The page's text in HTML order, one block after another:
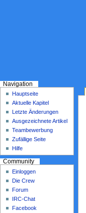
Navigation
Hauptseite
Aktuelle Kapitel
Letzte Änderungen
Ausgezeichnete Artikel
Teambewerbung
Zufällige Seite
Hilfe
Community
Einloggen
Die Crew
Forum
IRC-Chat
Facebook